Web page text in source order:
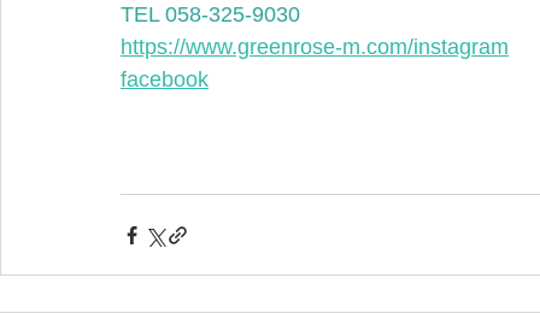
TEL 058-325-9030
https://www.greenrose-m.com/instagram
facebook